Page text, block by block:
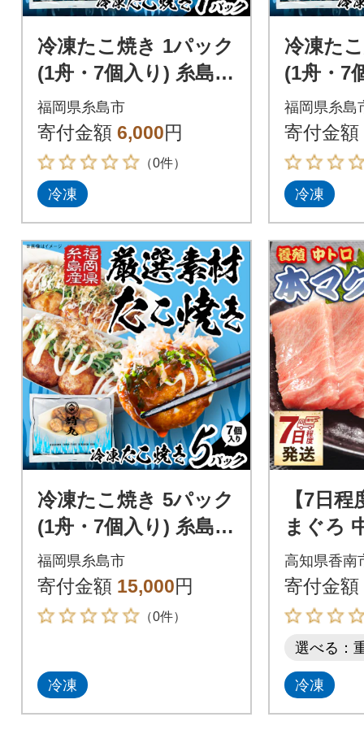
冷凍たこ焼き 1パック
(1舟・7個入り) 糸島市
/ 蛸九 たこやき たこ
焼 [AFQ001]
福岡県糸島市
寄付金額 6,000円
（0件）
冷凍
冷凍た
(1舟・7
/ 蛸九
焼
福岡県糸島
寄付金額
冷凍
冷凍たこ焼き 5パック
(1舟・7個入り) 糸島市
/ 蛸九 たこやき たこ
焼 [AFQ003]
福岡県糸島市
寄付金額 15,000円
（0件）
冷凍
【7日
まぐろ
2冊 養
ク oo-
高知県香南
寄付金額
選べる：
冷凍